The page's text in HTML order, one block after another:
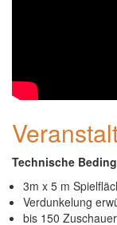
Technische
3m x 5 m
Verdunkelung
bis 150 Zuschauer